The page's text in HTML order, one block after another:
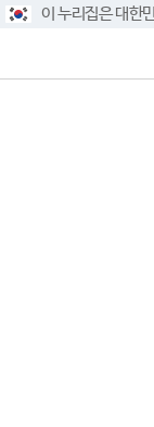
이 누리집은 대한